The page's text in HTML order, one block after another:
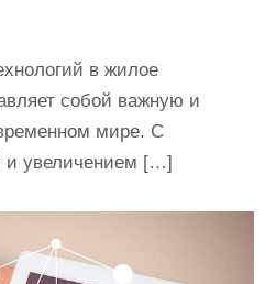
в жилое
собой важную и
мире. С
и увеличением […]